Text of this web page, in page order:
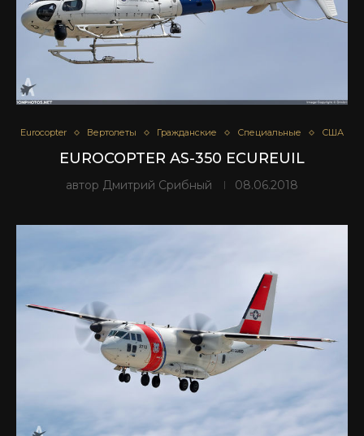
Eurocopter Вертолеты Гражданские Специальные США
EUROCOPTER AS-350 ECUREUIL
автор Дмитрий Срибный 08.06.2018